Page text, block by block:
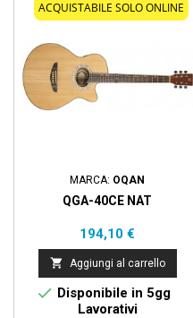
ACQUISTABILE SOLO ONLINE
MARCA: OQAN
QGA-40CE NAT
Prezzo
194,10 €
 Aggiungi al carrello
 Disponibile in 5gg
Lavorativi